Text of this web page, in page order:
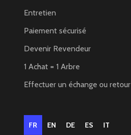
Entretien
Paiement sécurisé
Devenir Revendeur
1 Achat = 1 Arbre
Effectuer un échange ou retour
FR EN DE ES IT